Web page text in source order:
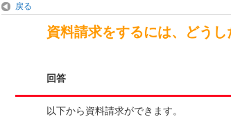
戻る
資料請求をするには、どうし
回答
以下から資料請求ができます。